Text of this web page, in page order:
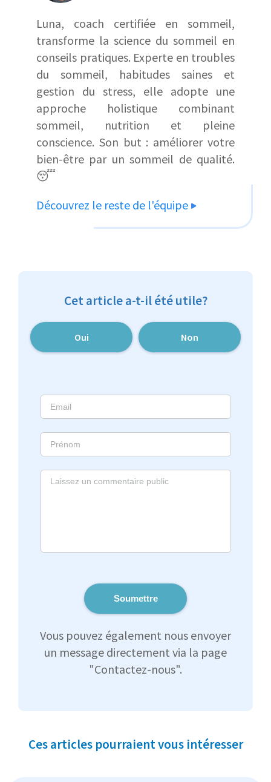
Luna, coach certifiée en sommeil,
transforme la science du sommeil en
conseils pratiques. Experte en troubles
du sommeil, habitudes saines et
gestion du stress, elle adopte une
approche holistique combinant
sommeil, nutrition et pleine
conscience. Son but : améliorer votre
bien-être par un sommeil de qualité.
😴
Découvrez le reste de l'équipe
Cet article a-t-il été utile?
Oui Non
Soumettre
Vous pouvez également nous envoyer
un message directement via la page
"Contactez-nous".
Ces articles pourraient vous intéresser